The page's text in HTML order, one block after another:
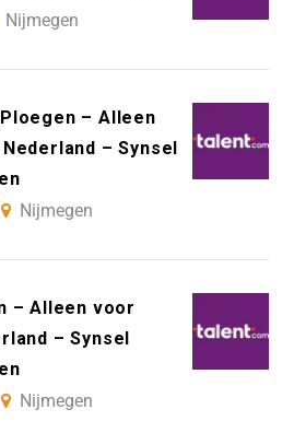
Nijmegen
– Alleen
– Synsel
Nijmegen
– Alleen voor
– Synsel
Nijmegen